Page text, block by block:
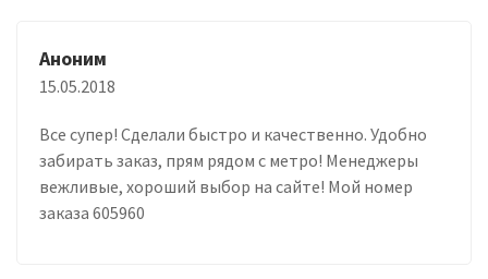
Аноним
15.05.2018
Все супер! Сделали быстро и качественно. Удобно
забирать заказ, прям рядом с метро! Менеджеры
вежливые, хороший выбор на сайте! Мой номер
заказа 605960